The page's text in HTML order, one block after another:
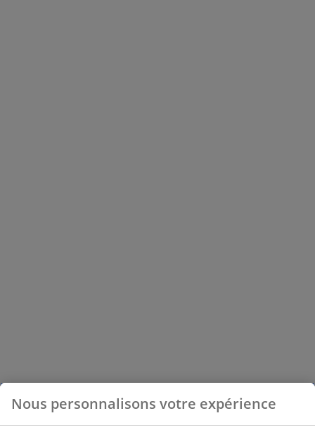
Nous personnalisons votre expérience